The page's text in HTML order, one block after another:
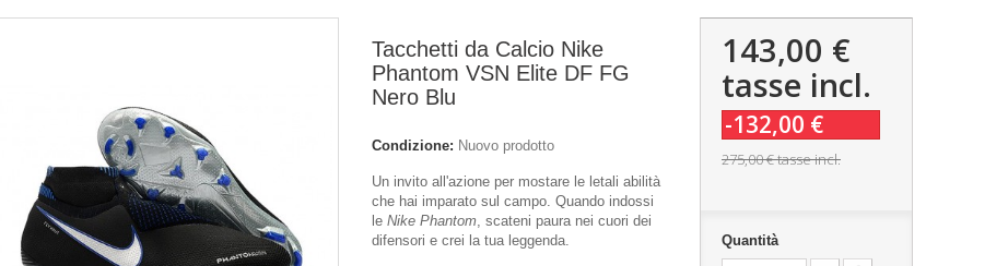
Tacchetti da Calcio Nike
Phantom VSN Elite DF FG
Nero Blu
Condizione: Nuovo prodotto
Un invito all'azione per mostare le letali abilità
che hai imparato sul campo. Quando indossi
le Nike Phantom, scateni paura nei cuori dei
difensori e crei la tua leggenda.
143,00 €
tasse incl.
-132,00 €
275,00 €tasse incl.
Quantità